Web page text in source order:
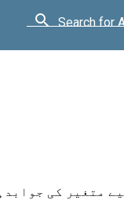
Search for
متغیر کی